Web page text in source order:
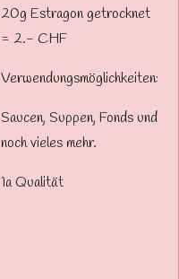
20g Estragon getrocknet
= 2.- CHF
Verwendungsmöglichkeiten:
Saucen, Suppen, Fonds und
noch vieles mehr.
1a Qualität